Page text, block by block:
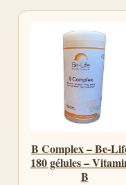
B Complex – Be-
180 gélules –
B